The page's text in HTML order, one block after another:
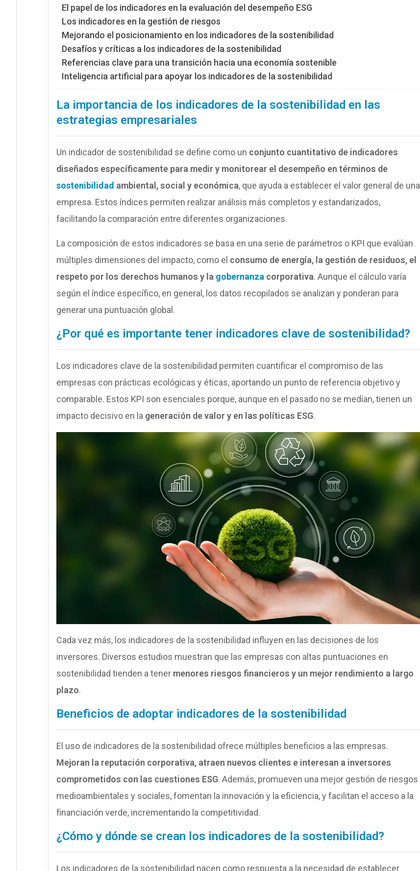
El papel de los indicadores en la evaluación del desempeño ESG
Los indicadores en la gestión de riesgos
Mejorando el posicionamiento en los indicadores de la sostenibilidad
Desafíos y críticas a los indicadores de la sostenibilidad
Referencias clave para una transición hacia una economía sostenible
Inteligencia artificial para apoyar los indicadores de la sostenibilidad
La importancia de los indicadores de la sostenibilidad en las
estrategias empresariales
Un indicador de sostenibilidad se define como un conjunto cuantitativo de indicadores
diseñados específicamente para medir y monitorear el desempeño en términos de
sostenibilidad ambiental, social y económica, que ayuda a establecer el valor general de una
empresa. Estos índices permiten realizar análisis más completos y estandarizados,
facilitando la comparación entre diferentes organizaciones.
La composición de estos indicadores se basa en una serie de parámetros o KPI que evalúan
múltiples dimensiones del impacto, como el consumo de energía, la gestión de residuos, el
respeto por los derechos humanos y la gobernanza corporativa. Aunque el cálculo varía
según el índice específico, en general, los datos recopilados se analizan y ponderan para
generar una puntuación global.
¿Por qué es importante tener indicadores clave de sostenibilidad?
Los indicadores clave de la sostenibilidad permiten cuantificar el compromiso de las
empresas con prácticas ecológicas y éticas, aportando un punto de referencia objetivo y
comparable. Estos KPI son esenciales porque, aunque en el pasado no se medían, tienen un
impacto decisivo en la generación de valor y en las políticas ESG.
Cada vez más, los indicadores de la sostenibilidad influyen en las decisiones de los
inversores. Diversos estudios muestran que las empresas con altas puntuaciones en
sostenibilidad tienden a tener menores riesgos financieros y un mejor rendimiento a largo
plazo.
Beneficios de adoptar indicadores de la sostenibilidad
El uso de indicadores de la sostenibilidad ofrece múltiples beneficios a las empresas.
Mejoran la reputación corporativa, atraen nuevos clientes e interesan a inversores
comprometidos con las cuestiones ESG. Además, promueven una mejor gestión de riesgos
medioambientales y sociales, fomentan la innovación y la eficiencia, y facilitan el acceso a la
financiación verde, incrementando la competitividad.
¿Cómo y dónde se crean los indicadores de la sostenibilidad?
Los indicadores de la sostenibilidad nacen como respuesta a la necesidad de establecer